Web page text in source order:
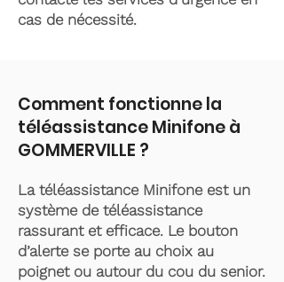
cas de nécessité.
Comment fonctionne la
téléassistance Minifone à
GOMMERVILLE ?
La téléassistance Minifone est un
système de téléassistance
rassurant et efficace. Le bouton
d’alerte se porte au choix au
poignet ou autour du cou du senior.